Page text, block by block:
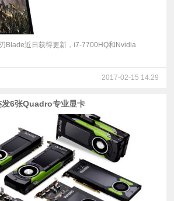
Blade近日获得更新，i7-7700HQ和Nvidia
2017-02-15 14:29
6张Quadro专业显卡